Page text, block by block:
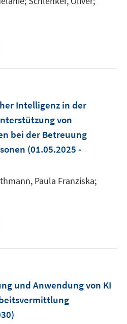
Intelligenz in der
von
bei der Betreuung
(01.05.2025 -
Paula Franziska;
und Anwendung von KI